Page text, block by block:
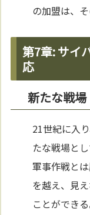
の加盟は、
第7章: サイ
応
新たな戦
21世紀に入
たな戦場と
軍事作戦と
を越え、見
ことができる